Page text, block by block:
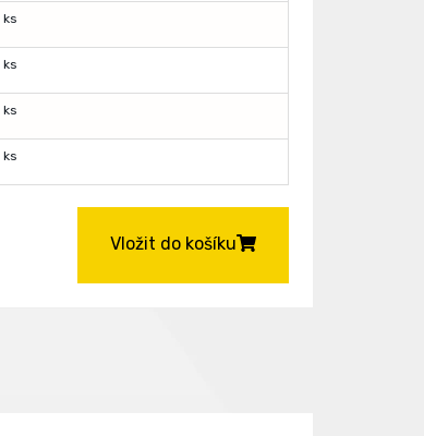
ks
ks
ks
ks
Vložit do košíku